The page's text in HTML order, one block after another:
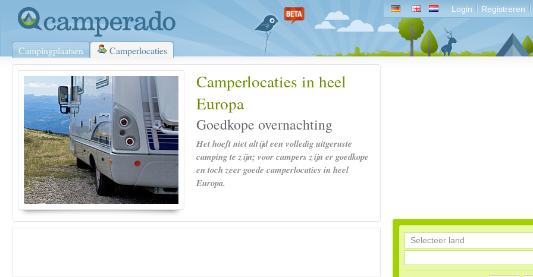
Login Registreren
Campingplaatsen Camperlocaties
Camperlocaties in heel
Europa
Goedkope overnachting
Het hoeft niet altijd een volledig uitgeruste
camping te zijn; voor campers zijn er goedkope
en toch zeer goede camperlocaties in heel
Europa.